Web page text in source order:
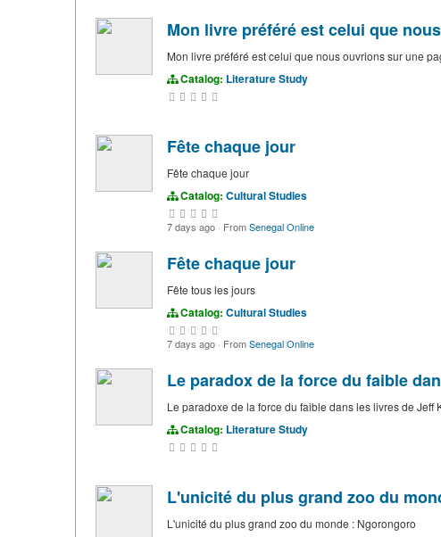
Mon livre préféré est celui que
Mon livre préféré est celui que nous ouvrions sur une
Catalog: Literature Study
Fête chaque jour
Fête chaque jour
Catalog: Cultural Studies
7 days ago · FromSenegal Online
Fête chaque jour
Fête tous les jours
Catalog: Cultural Studies
7 days ago · FromSenegal Online
Le paradox de la force du faible
Le paradoxe de la force du faible dans les livres de Jeff
Catalog: Literature Study
L'unicité du plus grand zoo du
L'unicité du plus grand zoo du monde : Ngorongoro